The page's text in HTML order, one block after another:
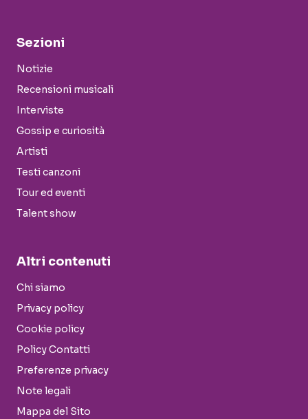
Sezioni
Notizie
Recensioni musicali
Interviste
Gossip e curiosità
Artisti
Testi canzoni
Tour ed eventi
Talent show
Altri contenuti
Chi siamo
Privacy policy
Cookie policy
Policy Contatti
Preferenze privacy
Note legali
Mappa del Sito